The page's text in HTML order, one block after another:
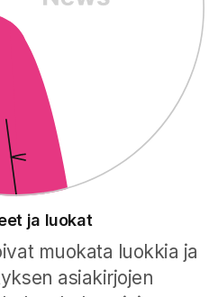
ja luokat
muokata luokkia ja
asiakirjojen